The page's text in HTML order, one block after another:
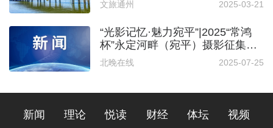
文旅通州 2025-03-21
“光影记忆·魅力宛平”|2025“常鸿
杯”永定河畔（宛平）摄影征集大
赛火热开启
北晚在线 2025-07-25
新闻 理论 悦读 财经 体坛 视频